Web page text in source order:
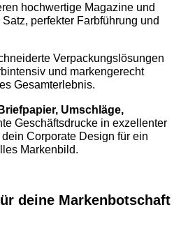
hochwertige Magazine und
perfekter Farbführung und
Verpackungslösungen
und markengerecht
Gesamterlebnis.
Umschläge,
Geschäftsdrucke in exzellenter
Corporate Design für ein
Markenbild.
deine Markenbotschaft